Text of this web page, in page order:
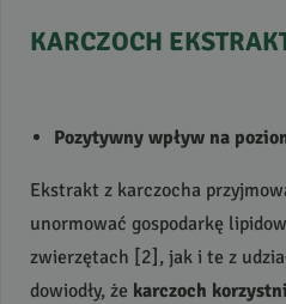
KARCZOCH
Pozytywny wpływ na
Ekstrakt z karczocha
unormować gospodarkę
zwierzętach [2], jak i te z
dowiodły, że karczoch